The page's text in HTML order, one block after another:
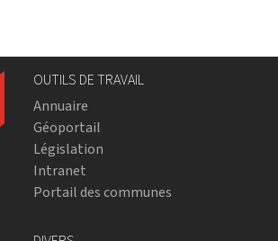
OUTILS DE TRAVAIL
Annuaire
Géoportail
Législation
Intranet
Portail des communes